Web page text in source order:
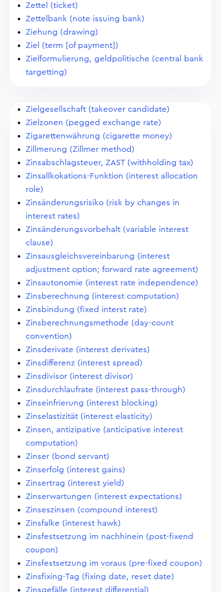
Zettel (ticket)
Zettelbank (note issuing bank)
Ziehung (drawing)
Ziel (term [of payment])
Zielformulierung, geldpolitische (central bank
targetting)
Zielgesellschaft (takeover candidate)
Zielzonen (pegged exchange rate)
Zigarettenwährung (cigarette money)
Zillmerung (Zillmer method)
Zinsabschlagsteuer, ZAST (withholding tax)
Zinsallkokations-Funktion (interest allocation
role)
Zinsänderungsrisiko (risk by changes in
interest rates)
Zinsänderungsvorbehalt (variable interest
clause)
Zinsausgleichsvereinbarung (interest
adjustment option; forward rate agreement)
Zinsautonomie (interest rate independence)
Zinsberechnung (interest computation)
Zinsbindung (fixed interst rate)
Zinsberechnungsmethode (day-count
convention)
Zinsderivate (interest derivates)
Zinsdifferenz (interest spread)
Zinsdivisor (interest divisor)
Zinsdurchlaufrate (interest pass-through)
Zinseinfrierung (interest blocking)
Zinselastizität (interest elasticity)
Zinsen, antizipative (anticipative interest
computation)
Zinser (bond servant)
Zinserfolg (interest gains)
Zinsertrag (interest yield)
Zinserwartungen (interest expectations)
Zinseszinsen (compound interest)
Zinsfalke (interest hawk)
Zinsfestsetzung im nachhinein (post-fixend
coupon)
Zinsfestsetzung im voraus (pre-fixed coupon)
Zinsfixing-Tag (fixing date, reset date)
Zinsgefälle (interest differential)